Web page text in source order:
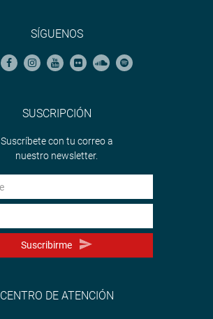
SÍGUENOS
SUSCRIPCIÓN
Suscríbete con tu correo a
nuestro newsletter.
Suscribirme
CENTRO DE ATENCIÓN